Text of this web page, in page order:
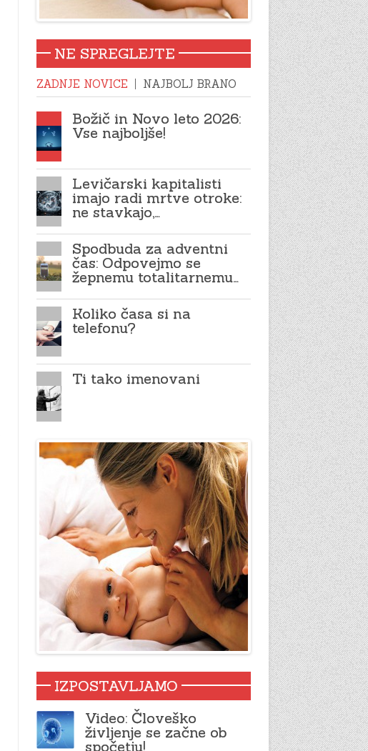
NE SPREGLEJTE
ZADNJE NOVICE NAJBOLJ BRANO
Božič in Novo leto 2026:
Vse najboljše!
Levičarski kapitalisti
imajo radi mrtve otroke:
ne stavkajo,…
Spodbuda za adventni
čas: Odpovejmo se
žepnemu totalitarnemu…
Koliko časa si na
telefonu?
Ti tako imenovani
IZPOSTAVLJAMO
Video: Človeško
življenje se začne ob
spočetju!